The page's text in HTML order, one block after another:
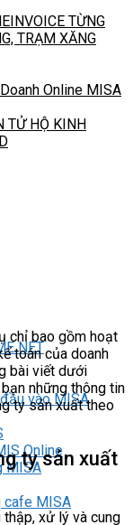
TỪNG
TRẠM XĂNG
Online MISA
TỬ HỘ KINH
NET
vào MISA
Online
MISA
cafe MISA
chỉ bao gồm hoạt
toán của doanh
bài viết dưới
những thông tin
ty sản xuất theo
ty sản xuất
thập, xử lý và cung